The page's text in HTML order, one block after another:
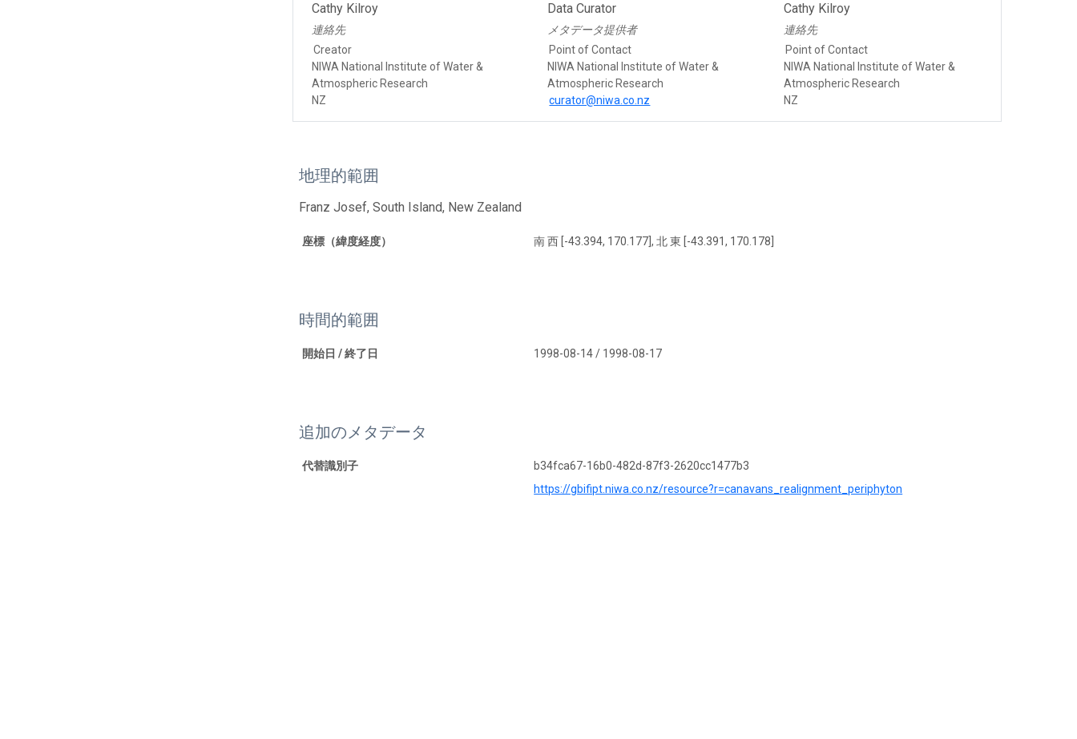
Cathy Kilroy
連絡先
Creator
NIWA National Institute of Water &
Atmospheric Research
NZ
Data Curator
メタデータ提供者
Point of Contact
NIWA National Institute of Water &
Atmospheric Research
curator@niwa.co.nz
Cathy Kilroy
連絡先
Point of Contact
NIWA National Institute of Water &
Atmospheric Research
NZ
地理的範囲
Franz Josef, South Island, New Zealand
座標（緯度経度） 南 西 [-43.394, 170.177], 北 東 [-43.391, 170.178]
時間的範囲
開始日 / 終了日 1998-08-14 / 1998-08-17
追加のメタデータ
代替識別子
b34fca67-16b0-482d-87f3-2620cc1477b3
https://gbifipt.niwa.co.nz/resource?r=canavans_realignment_periphyton